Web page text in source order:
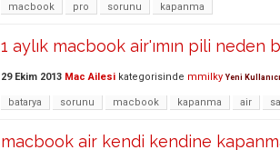
macbook pro sorunu kapanma
1 aylık macbook air'ımın pili neden
29 Ekim 2013 Mac Ailesi kategorisinde mmilky Yeni Kullanıcı
batarya sorunu macbook kapanma air
macbook air kendi kendine